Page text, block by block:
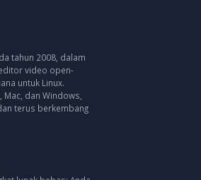
tahun 2008, dalam
video open-
untuk Linux.
dan Windows,
terus berkembang